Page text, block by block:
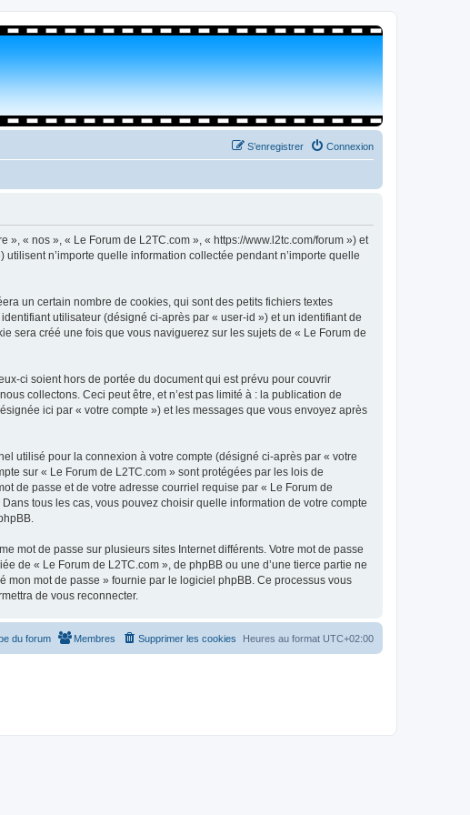
Connexion
S’enregistrer
« nos », « Le Forum de L2TC.com », « https://www.l2tc.com/forum ») et
n’importe quelle information collectée pendant n’importe quelle
un certain nombre de cookies, qui sont des petits fichiers textes
utilisateur (désigné ci-après par « user-id ») et un identifiant de
sera créé une fois que vous naviguerez sur les sujets de « Le Forum de
ci soient hors de portée du document qui est prévu pour couvrir
collectons. Ceci peut être, et n’est pas limité à : la publication de
ici par « votre compte ») et les messages que vous envoyez après
utilisé pour la connexion à votre compte (désigné ci-après par « votre
sur « Le Forum de L2TC.com » sont protégées par les lois de
de passe et de votre adresse courriel requise par « Le Forum de
tous les cas, vous pouvez choisir quelle information de votre compte
mot de passe sur plusieurs sites Internet différents. Votre mot de passe
de « Le Forum de L2TC.com », de phpBB ou une d’une tierce partie ne
mon mot de passe » fournie par le logiciel phpBB. Ce processus vous
de vous reconnecter.
Heures au format UTC+02:00
Supprimer les cookies
Membres
du forum